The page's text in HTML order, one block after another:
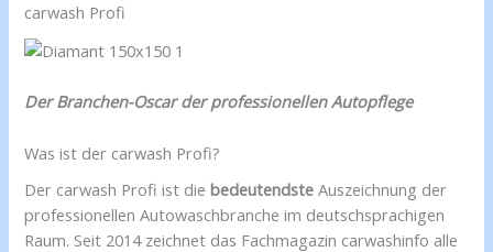
carwash Profi
Der Branchen-Oscar der professionellen Autopflege
Was ist der carwash Profi?
Der carwash Profi ist diebedeutendste Auszeichnung der
professionellen Autowaschbranche im deutschsprachigen
Raum. Seit 2014 zeichnet das Fachmagazin carwashinfo alle